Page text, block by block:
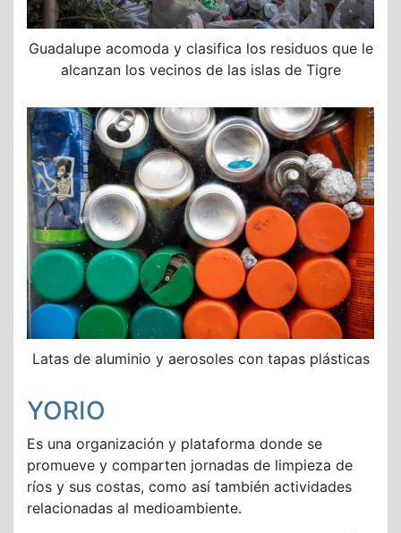
Guadalupe acomoda y clasifica los residuos que le
alcanzan los vecinos de las islas de Tigre
Latas de aluminio y aerosoles con tapas plásticas
YORIO
Es una organización y plataforma donde se
promueve y comparten jornadas de limpieza de
ríos y sus costas, como así también actividades
relacionadas al medioambiente.